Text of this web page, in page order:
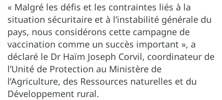
« Malgré les défis et les contraintes liés à la
situation sécuritaire et à l’instabilité générale du
pays, nous considérons cette campagne de
vaccination comme un succès important », a
déclaré le Dr Haïm Joseph Corvil, coordinateur de
l’Unité de Protection au Ministère de
l’Agriculture, des Ressources naturelles et du
Développement rural.